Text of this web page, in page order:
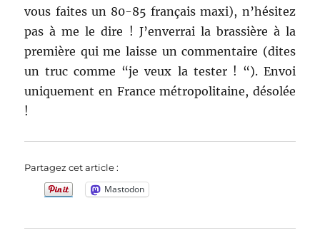
vous faites un 80-85 français maxi), n’hésitez
pas à me le dire ! J’enverrai la brassière à la
première qui me laisse un commentaire (dites
un truc comme “je veux la tester ! “). Envoi
uniquement en France métropolitaine, désolée
!
Partagez cet article :
Mastodon